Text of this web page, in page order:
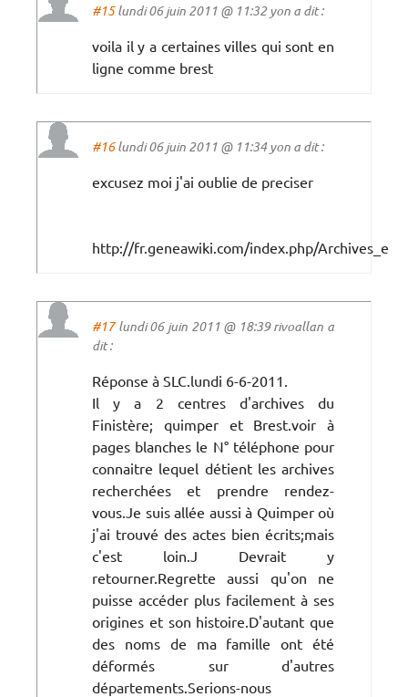
#15lundi 06 juin 2011 @ 11:32 yon a dit :
voila il y a certaines villes qui sont en
ligne comme brest
#16lundi 06 juin 2011 @ 11:34 yon a dit :
excusez moi j'ai oublie de preciser
http://fr.geneawiki.com/index.php/
#17lundi 06 juin 2011 @ 18:39 rivoallan a
dit :
Réponse à SLC.lundi 6-6-2011.
Il y a 2 centres d'archives du
Finistère; quimper et Brest.voir à
pages blanches le N° téléphone pour
connaitre lequel détient les archives
recherchées et prendre rendez-
vous.Je suis allée aussi à Quimper où
j'ai trouvé des actes bien écrits;mais
c'est loin.J Devrait y
retourner.Regrette aussi qu'on ne
puisse accéder plus facilement à ses
origines et son histoire.D'autant que
des noms de ma famille ont été
déformés sur d'autres
départements.Serions-nous